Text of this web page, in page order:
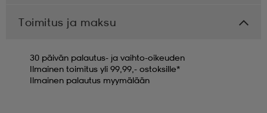
Toimitus ja maksu
30 päivän palautus- ja vaihto-oikeuden
Ilmainen toimitus yli 99,99,- ostoksille*
Ilmainen palautus myymälään